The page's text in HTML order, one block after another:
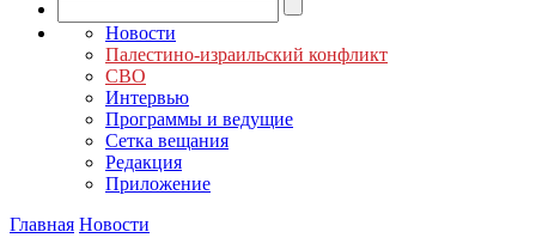
Новости
Палестино-израильский конфликт
СВО
Интервью
Программы и ведущие
Сетка вещания
Редакция
Приложение
Главная Новости